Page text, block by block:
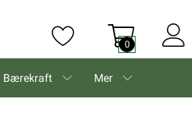
0
Bærekraft Mer